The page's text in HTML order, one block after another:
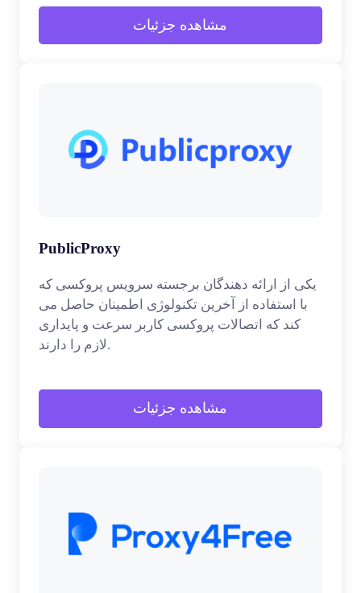
مشاهده جزئیات
PublicProxy
یکی از ارائه دهندگان برجسته سرویس پروکسی که
با استفاده از آخرین تکنولوژی اطمینان حاصل می
کند که اتصالات پروکسی کاربر سرعت و پایداری
لازم را دارند.
مشاهده جزئیات